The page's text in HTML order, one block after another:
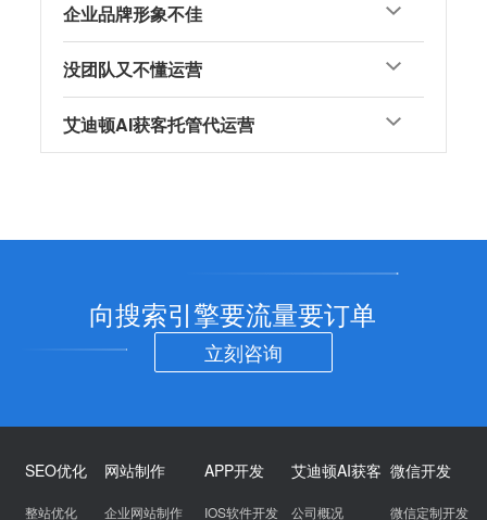
企业品牌形象不佳
没团队又不懂运营
艾迪顿AI获客托管代运营
向搜索引擎要流量要订单
立刻咨询
SEO优化
整站优化
网站制作
企业网站制作
APP开发
IOS软件开发
艾迪顿AI获客
公司概况
微信开发
微信定制开发